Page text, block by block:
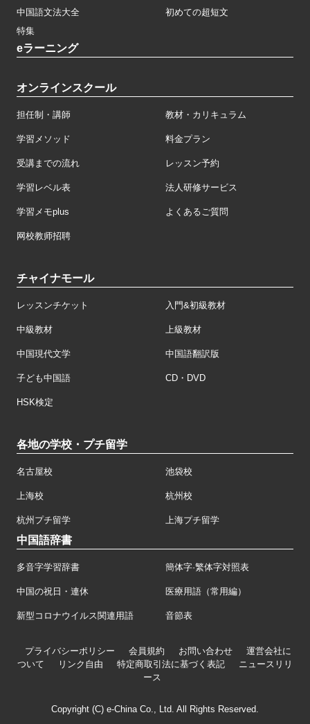
中国語文法大全
初めての超短文
特集
eラーニング
オンラインスクール
担任制・講師 教材・カリキュラム
学習メソッド 料金プラン
受講までの流れ レッスン予約
学習レベル表 法人研修サービス
学習メモplus よくあるご質問
网校教师招聘
チャイナモール
レッスンチケット 入門&初級教材
中級教材 上級教材
中国現代文学 中国語翻訳版
子ども中国語 CD・DVD
HSK検定
各地の学校・プチ留学
名古屋校 池袋校
上海校 杭州校
杭州プチ留学 上海プチ留学
中国語辞書
多音字学習辞書 簡体字·繁体字対照表
中国の祝日・連休 医療用語（常用編）
新型コロナウイルス関連用語 音節表
プライバシーポリシー 会員規約 お問い合わせ
運営会社に
ついて
リンク自由 特定商取引法に基づく表記
ニュースリリ
ース
Copyright (C) e-China Co., Ltd. All Rights Reserved.